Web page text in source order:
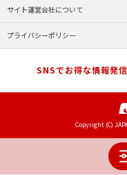
サイト運営会社について
プライバシーポリシー
SNSでお得な情報発
Copyright (C)